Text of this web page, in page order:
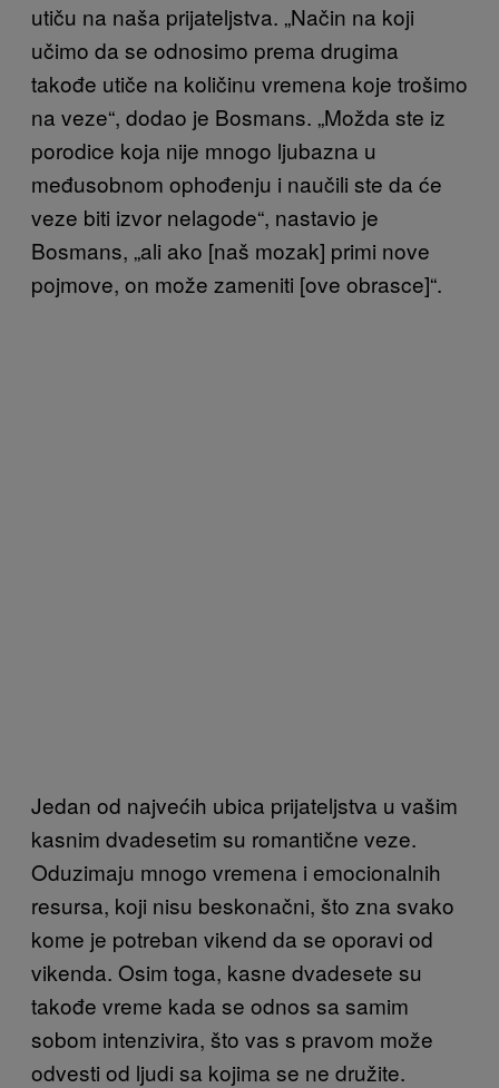
utiču na naša prijateljstva. „Način na koji
učimo da se odnosimo prema drugima
takođe utiče na količinu vremena koje trošimo
na veze“, dodao je Bosmans. „Možda ste iz
porodice koja nije mnogo ljubazna u
međusobnom ophođenju i naučili ste da će
veze biti izvor nelagode“, nastavio je
Bosmans, „ali ako [naš mozak] primi nove
pojmove, on može zameniti [ove obrasce]“.
Jedan od najvećih ubica prijateljstva u vašim
kasnim dvadesetim su romantične veze.
Oduzimaju mnogo vremena i emocionalnih
resursa, koji nisu beskonačni, što zna svako
kome je potreban vikend da se oporavi od
vikenda. Osim toga, kasne dvadesete su
takođe vreme kada se odnos sa samim
sobom intenzivira, što vas s pravom može
odvesti od ljudi sa kojima se ne družite.